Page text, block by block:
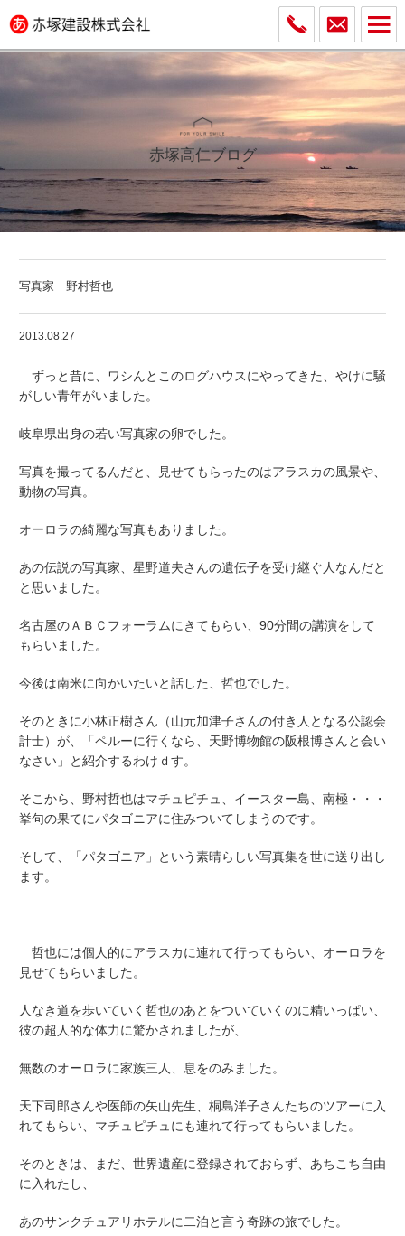
赤塚高仁ブログ
写真家 野村哲也
2013.08.27
ずっと昔に、ワシんとこのログハウスにやってきた、やけに騒
がしい青年がいました。
岐阜県出身の若い写真家の卵でした。
写真を撮ってるんだと、見せてもらったのはアラスカの風景や、
動物の写真。
オーロラの綺麗な写真もありました。
あの伝説の写真家、星野道夫さんの遺伝子を受け継ぐ人なんだと
と思いました。
名古屋のＡＢＣフォーラムにきてもらい、90分間の講演をして
もらいました。
今後は南米に向かいたいと話した、哲也でした。
そのときに小林正樹さん（山元加津子さんの付き人となる公認会
計士）が、「ペルーに行くなら、天野博物館の阪根博さんと会い
なさい」と紹介するわけｄす。
そこから、野村哲也はマチュピチュ、イースター島、南極・・・
挙句の果てにパタゴニアに住みついてしまうのです。
そして、「パタゴニア」という素晴らしい写真集を世に送り出し
ます。
哲也には個人的にアラスカに連れて行ってもらい、オーロラを
見せてもらいました。
人なき道を歩いていく哲也のあとをついていくのに精いっぱい、
彼の超人的な体力に驚かされましたが、
無数のオーロラに家族三人、息をのみました。
天下司郎さんや医師の矢山先生、桐島洋子さんたちのツアーに入
れてもらい、マチュピチュにも連れて行ってもらいました。
そのときは、まだ、世界遺産に登録されておらず、あちこち自由
に入れたし、
あのサンクチュアリホテルに二泊と言う奇跡の旅でした。